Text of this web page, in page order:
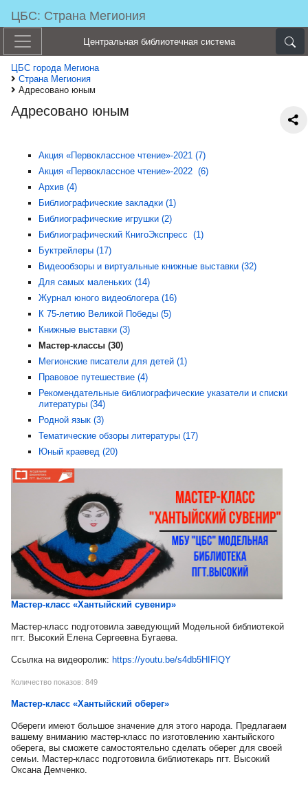
ЦБС: Страна Мегиония
Центральная библиотечная система
ЦБС города Мегиона
Страна Мегиония
Адресовано юным
Адресовано юным
Акция «Первоклассное чтение»-2021 (7)
Акция «Первоклассное чтение»-2022 (6)
Архив (4)
Библиографические закладки (1)
Библиографические игрушки (2)
Библиографический КнигоЭкспресс (1)
Буктрейлеры (17)
Видеообзоры и виртуальные книжные выставки (32)
Для самых маленьких (14)
Журнал юного видеоблогера (16)
К 75-летию Великой Победы (5)
Книжные выставки (3)
Мастер-классы (30)
Мегионские писатели для детей (1)
Правовое путешествие (4)
Рекомендательные библиографические указатели и списки
литературы (34)
Родной язык (3)
Тематические обзоры литературы (17)
Юный краевед (20)
Мастер-класс «Хантыйский сувенир»
Мастер-класс подготовила заведующий Модельной библиотекой
пгт. Высокий Елена Сергеевна Бугаева.
Ссылка на видеоролик: https://youtu.be/s4db5HIFlQY
Количество показов: 849
Мастер-класс «Хантыйский оберег»
Обереги имеют большое значение для этого народа. Предлагаем
вашему вниманию мастер-класс по изготовлению хантыйского
оберега, вы сможете самостоятельно сделать оберег для своей
семьи. Мастер-класс подготовила библиотекарь пгт. Высокий
Оксана Демченко.